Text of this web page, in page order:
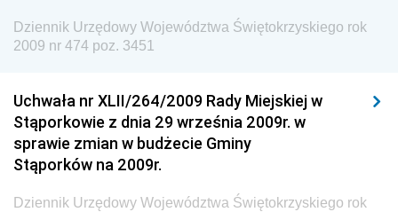
Społecznej
Dziennik Urzędowy Ministra Cyfryzacji
Dziennik Urzędowy Ministra Infrastruktury i
Budownictwa
Dziennik Urzędowy Ministra Gospodarki Morskiej i
Dziennik Urzędowy Województwa Świętokrzyskiego rok
2009 nr 474 poz. 3451
Uchwała nr XLII/264/2009 Rady Miejskiej w
Stąporkowie z dnia 29 września 2009r. w
sprawie zmian w budżecie Gminy
Stąporków na 2009r.
Dziennik Urzędowy Województwa Świętokrzyskiego rok